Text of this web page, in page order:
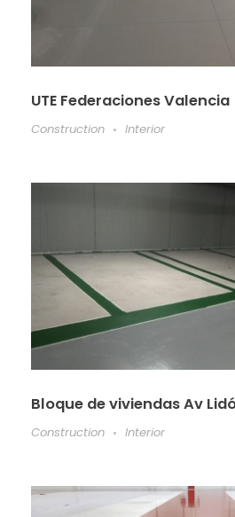
UTE Federaciones Valencia
Construction Interior
Bloque de viviendas Av
Construction Interior